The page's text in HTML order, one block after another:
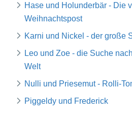
Hase und Holunderbär - Die
Weihnachtspost
Karni und Nickel - der große
Leo und Zoe - die Suche
Welt
Nulli und Priesemut - Rolli-
Piggeldy und Frederick